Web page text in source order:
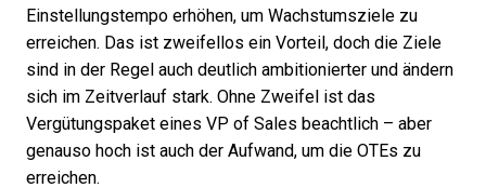
Einstellungstempo erhöhen, um Wachstumsziele zu
erreichen. Das ist zweifellos ein Vorteil, doch die Ziele
sind in der Regel auch deutlich ambitionierter und ändern
sich im Zeitverlauf stark. Ohne Zweifel ist das
Vergütungspaket eines VP of Sales beachtlich – aber
genauso hoch ist auch der Aufwand, um die OTEs zu
erreichen.